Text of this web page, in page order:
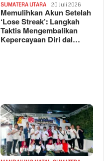
SUMATERA UTARA 20 Juli 2026
Memulihkan Akun Setelah
‘Lose Streak’: Langkah
Taktis Mengembalikan
Kepercayaan Diri dal…